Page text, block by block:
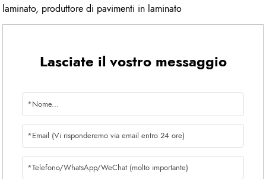
laminato, produttore di pavimenti in laminato
Lasciate il vostro messaggio